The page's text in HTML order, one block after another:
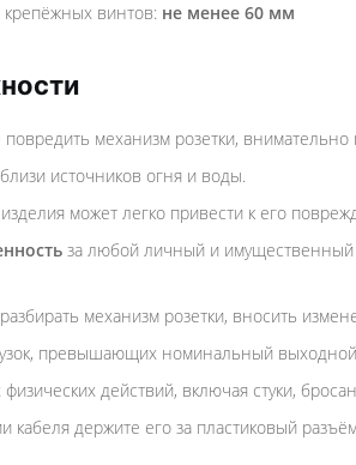
винтов: не менее 60 мм
механизм розетки, внимательно
источников огня и воды.
может легко привести к его
за любой личный и имущественный
разбирать механизм розетки, вносить
превышающих номинальный выходной
действий, включая стуки,
держите его за пластиковый